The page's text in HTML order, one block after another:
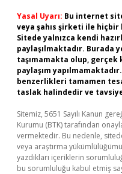
Yasal Uyarı: Bu internet
veya şahıs şirketi ile hiçbir
Sitede yalnızca kendi
paylaşılmaktadır. Burada
taşımamakta olup, gerçek
paylaşım
benzerlikleri tamamen
taslak halindedir ve
Sitemiz, 5651 Sayılı Kanun
Kurumu (BTK) tarafından
vermektedir. Bu nedenle,
veya araştırma
yazdıkları içeriklerin
bu sorumluluğu kabul etmiş